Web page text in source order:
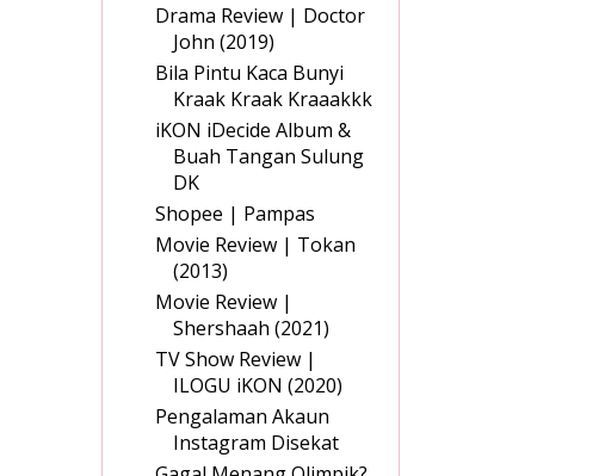
Drama Review | Doctor
John (2019)
Bila Pintu Kaca Bunyi
Kraak Kraak Kraaakkk
iKON iDecide Album &
Buah Tangan Sulung
DK
Shopee | Pampas
Movie Review | Tokan
(2013)
Movie Review |
Shershaah (2021)
TV Show Review |
ILOGU iKON (2020)
Pengalaman Akaun
Instagram Disekat